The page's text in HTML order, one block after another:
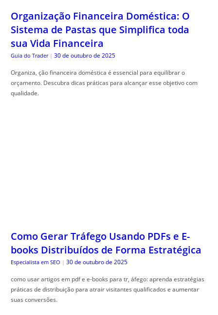
Organização Financeira Doméstica: O
Sistema de Pastas que Simplifica toda
sua Vida Financeira
Guia do Trader | 30 de outubro de 2025
Organiza, ção financeira doméstica é essencial para equilibrar o
orçamento. Descubra dicas práticas para alcançar esse objetivo com
qualidade.
Como Gerar Tráfego Usando PDFs e E-
books Distribuídos de Forma Estratégica
Especialista em SEO | 30 de outubro de 2025
como usar artigos em pdf e e-books para tr, áfego: aprenda estratégias
práticas de distribuição para atrair visitantes qualificados e aumentar
suas conversões.